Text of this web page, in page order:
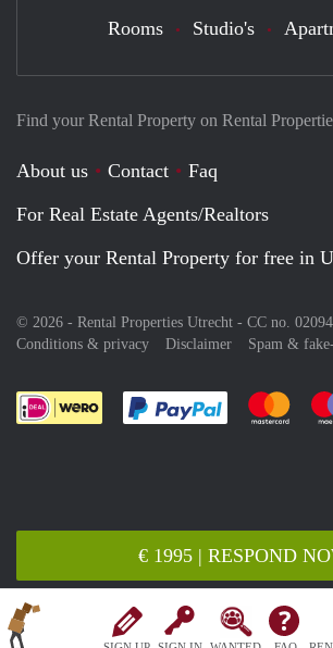
€ 1995 | RESPOND
Find your Rental Property on Rental
About us Contact
Faq
For Real Estate Agents/Realtors
Offer your Rental Property for free in
© 2026 - Rental Properties Utrecht - CC no.
Conditions & privacy
Disclaimer Spam &
Pay easily with
Pay
Rooms Studio's